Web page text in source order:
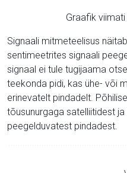
Graafik
Signaali mitmeteelisus
sentimeetrites signaali
signaal ei tule tugijaama
teekonda pidi, kas ühe- või
erinevatelt pindadelt.
tõusunurgaga satelliitidest
peegelduvatest pindadest.